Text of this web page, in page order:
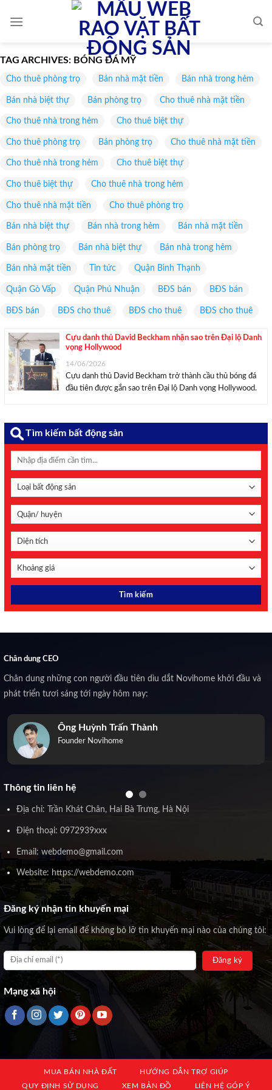
TAG ARCHIVES: BÓNG ĐÁ MỸ
Cho thuê phòng trọ Bán nhà mặt tiền Bán nhà trong hẻm
Bán nhà biệt thự Bán phòng trọ Cho thuê nhà mặt tiền
Cho thuê nhà trong hẻm Cho thuê biệt thự
Cho thuê phòng trọ Bán phòng trọ Cho thuê nhà mặt tiền
Cho thuê nhà trong hẻm Cho thuê biệt thự
Cho thuê biệt thự Cho thuê nhà trong hẻm
Cho thuê nhà mặt tiền Cho thuê phòng trọ
Bán nhà biệt thự Bán nhà trong hẻm Bán nhà mặt tiền
Bán phòng trọ Bán nhà biệt thự Bán nhà trong hẻm
Bán nhà mặt tiền Tin tức Quận Bình Thạnh
Quận Gò Vấp Quận Phú Nhuận BĐS bán BĐS bán
BĐS bán BĐS cho thuê BĐS cho thuê BĐS cho thuê
Cựu danh thủ David Beckham nhận sao trên Đại lộ Danh
vọng Hollywood
14/06/2026
Cựu danh thủ David Beckham trở thành cầu thủ bóng đá
đầu tiên được gắn sao trên Đại lộ Danh vọng Hollywood.
ghi nhận ...
Tìm kiếm bất động sản
Chân dung CEO
Chân dung những con người đầu tiên dìu dắt Novihome khởi đầu và
phát triển tươi sáng tới ngày hôm nay:
Ông Huỳnh Trấn Thành
Founder Novihome
Thông tin liên hệ
Địa chỉ: Trần Khát Chân, Hai Bà Trưng, Hà Nội
Điện thoại: 0972939xxx
Email: webdemo@gmail.com
Website: https://webdemo.com
Đăng ký nhận tin khuyến mại
Vui lòng để lại email để không bỏ lỡ tin khuyến mại nào của chúng tôi:
Mạng xã hội
MUA BÁN NHÀ ĐẤT
HƯỚNG DẪN TRỢ GIÚP
QUY ĐỊNH SỬ DỤNG
XEM BẢN ĐỒ LIÊN HỆ GÓP Ý